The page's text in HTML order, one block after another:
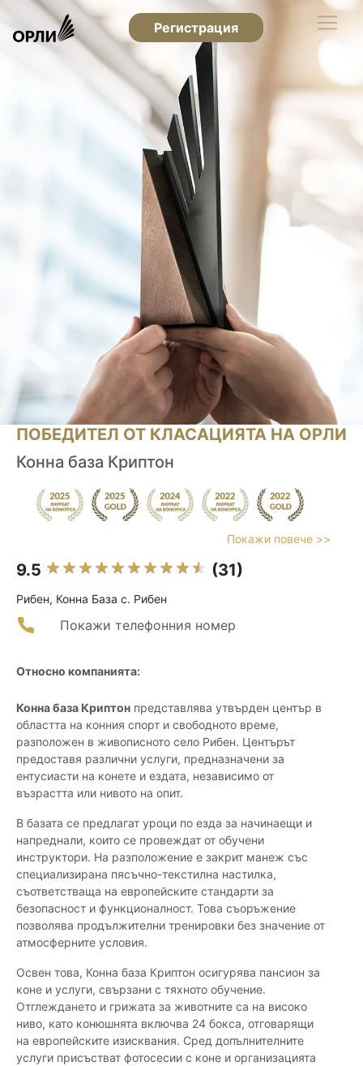
Регистрация
ПОБЕДИТЕЛ ОТ КЛАСАЦИЯТА НА ОРЛИ
Конна база Криптон
Покажи повече >>
9.5 (31)
Рибен, Конна База с. Рибен
Покажи телефонния номер
Относно компанията:
Конна база Криптон представлява утвърден център в
областта на конния спорт и свободното време,
разположен в живописното село Рибен. Центърът
предоставя различни услуги, предназначени за
ентусиасти на конете и ездата, независимо от
възрастта или нивото на опит.
В базата се предлагат уроци по езда за начинаещи и
напреднали, които се провеждат от обучени
инструктори. На разположение е закрит манеж със
специализирана пясъчно-текстилна настилка,
съответстваща на европейските стандарти за
безопасност и функционалност. Това съоръжение
позволява продължителни тренировки без значение от
атмосферните условия.
Освен това, Конна база Криптон осигурява пансион за
коне и услуги, свързани с тяхното обучение.
Отглеждането и грижата за животните са на високо
ниво, като конюшнята включва 24 бокса, отговарящи
на европейските изисквания. Сред допълнителните
услуги присъстват фотосесии с коне и организацията